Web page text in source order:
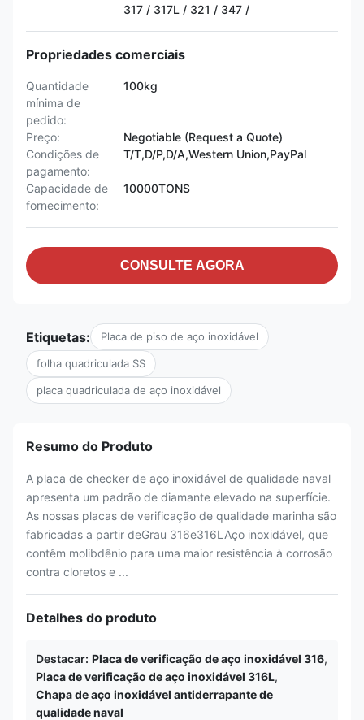
317 / 317L / 321 / 347 /
Propriedades comerciais
Quantidade
mínima de
pedido:
100kg
Preço:
Negotiable (Request a Quote)
Condições de
pagamento:
T/T,D/P,D/A,Western Union,PayPal
Capacidade de
fornecimento:
10000TONS
CONSULTE AGORA
Etiquetas: Placa de piso de aço inoxidável
folha quadriculada SS
placa quadriculada de aço inoxidável
Resumo do Produto
A placa de checker de aço inoxidável de qualidade naval
apresenta um padrão de diamante elevado na superfície.
As nossas placas de verificação de qualidade marinha são
fabricadas a partir deGrau 316e316LAço inoxidável, que
contêm molibdênio para uma maior resistência à corrosão
contra cloretos e ...
Detalhes do produto
Destacar: Placa de verificação de aço inoxidável 316,
Placa de verificação de aço inoxidável 316L,
Chapa de aço inoxidável antiderrapante de
qualidade naval